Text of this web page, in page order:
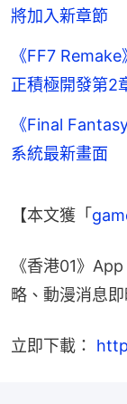
將加入新章節
《FF7
正積極開發第2
《Final
系統最新畫面
【本文獲「
《香港01》
略、動漫消息即
立即下載：